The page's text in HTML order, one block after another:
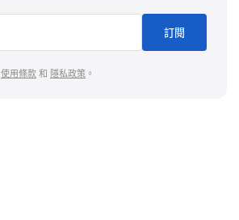
訂閱
使用條款和 隱私政策 。